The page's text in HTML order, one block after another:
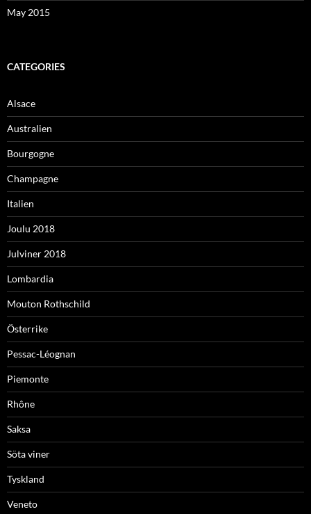
May 2015
CATEGORIES
Alsace
Australien
Bourgogne
Champagne
Italien
Joulu 2018
Julviner 2018
Lombardia
Mouton Rothschild
Österrike
Pessac-Léognan
Piemonte
Rhône
Saksa
Söta viner
Tyskland
Veneto